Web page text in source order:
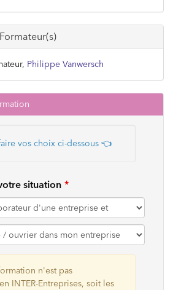
Philippe Vanwersch
vos choix ci-dessous 👈
situation
n'est pas
INTER-Entreprises, soit les